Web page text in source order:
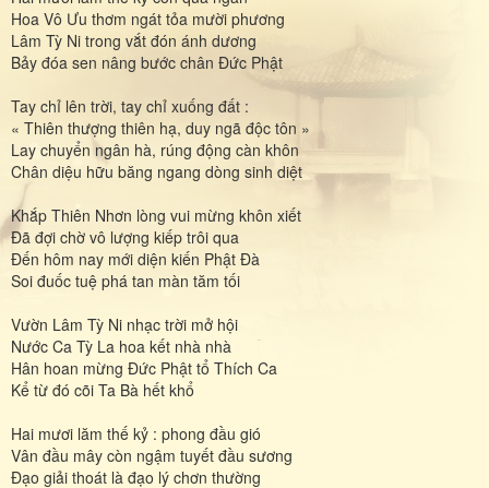
Hoa Vô Ưu thơm ngát tỏa mười phương
Lâm Tỳ Ni trong vắt đón ánh dương
Bảy đóa sen nâng bước chân Đức Phật
Tay chỉ lên trời, tay chỉ xuống đất :
« Thiên thượng thiên hạ, duy ngã độc tôn »
Lay chuyển ngân hà, rúng động càn khôn
Chân diệu hữu băng ngang dòng sinh diệt
Khắp Thiên Nhơn lòng vui mừng khôn xiết
Đã đợi chờ vô lượng kiếp trôi qua
Đến hôm nay mới diện kiến Phật Đà
Soi đuốc tuệ phá tan màn tăm tối
Vườn Lâm Tỳ Ni nhạc trời mở hội
Nước Ca Tỳ La hoa kết nhà nhà
Hân hoan mừng Đức Phật tổ Thích Ca
Kể từ đó cõi Ta Bà hết khổ
Hai mươi lăm thế kỷ : phong đầu gió
Vân đầu mây còn ngậm tuyết đầu sương
Đạo giải thoát là đạo lý chơn thường